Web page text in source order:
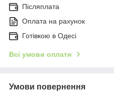
Післяплата
Оплата на рахунок
Готівкою в Одесі
Всі умови оплати
Умови повернення